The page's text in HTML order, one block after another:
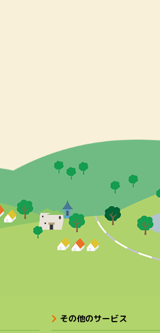
その他のサービス